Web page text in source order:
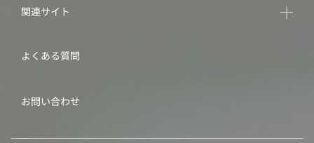
関連サイト
よくある質問
お問い合わせ